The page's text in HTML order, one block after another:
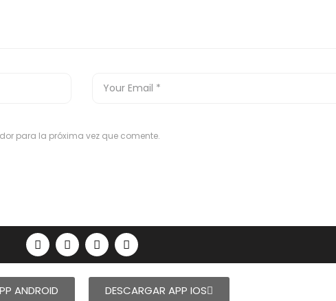
para la próxima vez que comente.
ANDROID DESCARGAR APP IOS